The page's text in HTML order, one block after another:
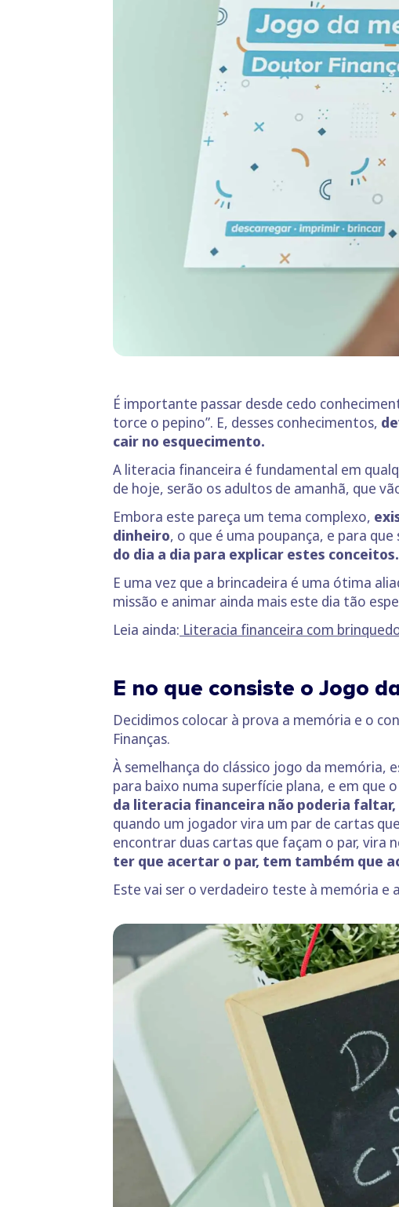
É importante passar desde cedo
torce o pepino”. E, desses conhecimentos,
cair no esquecimento.
A literacia financeira é fundamental em
de hoje, serão os adultos de amanhã, que
Embora este pareça um tema complexo,
dinheiro, o que é uma poupança, e para
do dia a dia para explicar estes conceitos.
E uma vez que a brincadeira é uma ótima
missão e animar ainda mais este dia tão
Leia ainda: Literacia financeira com
E no que consiste o Jogo
Decidimos colocar à prova a memória e o
Finanças.
À semelhança do clássico jogo da memória,
para baixo numa superfície plana, e em
da literacia financeira não poderia
quando um jogador vira um par de cartas
encontrar duas cartas que façam o par, vira
ter que acertar o par, tem também que
Este vai ser o verdadeiro teste à memória e